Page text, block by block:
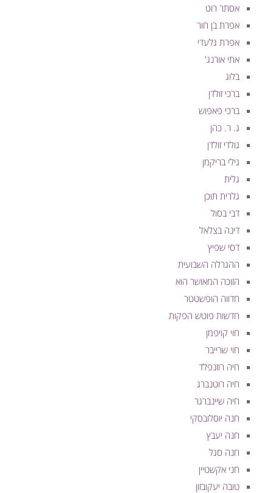
אסתר רוט
אפרת בן חור
אפרת גלעדי
אתי אורנג'
בלוג
ברכי זולדן
ברכי פאפוש
ג. ר. כהן
גולדי זולדן
גילי בריקמן
גלית
גלרית תוכן
דבי בסול
דינה בצלאל
דסי שפיץ
ההגרלה השבועית
הזוכה המאושר הוא
חדווה הופשטטר
חדשות פוטש הפקות
חוי קויפמן
חוי שרייבר
חיה רוזנפלד
חיה רוטנברג
חיה שיינברגר
חנה יוסלובסקי
חנה יעבץ
חנה סגל
חני אקשטיין
טובה יעקובזון